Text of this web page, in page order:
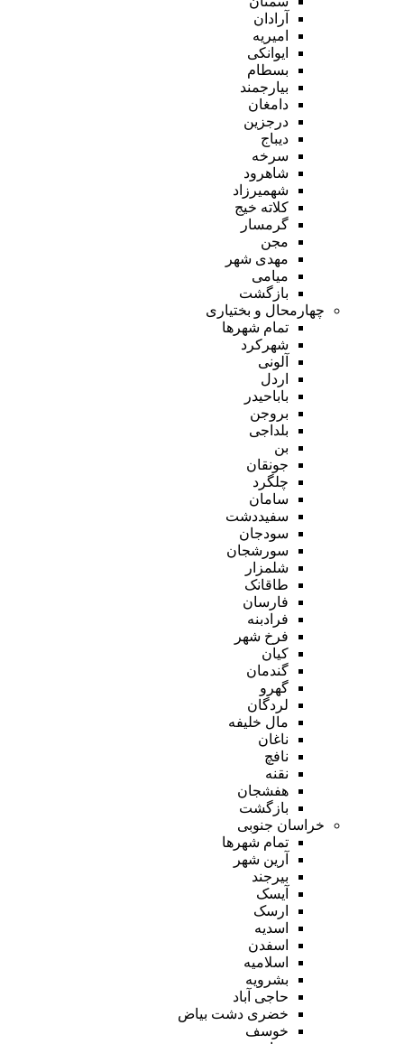
آرادان
امیریه
ایوانکی
بسطام
بیارجمند
دامغان
درجزین
دیباج
سرخه
شاهرود
شهمیرزاد
کلاته خیج
گرمسار
مجن
مهدی شهر
میامی
بازگشت
چهارمحال و بختیاری
تمام شهر‌ها
شهرکرد
آلونی
اردل
باباحیدر
بروجن
بلداجی
بن
جونقان
چلگرد
سامان
سفیددشت
سودجان
سورشجان
شلمزار
طاقانک
فارسان
فرادبنه
فرخ شهر
کیان
گندمان
گهرو
لردگان
مال خلیفه
ناغان
نافچ
نقنه
هفشجان
بازگشت
خراسان جنوبی
تمام شهر‌ها
آرین شهر
بیرجند
آیسک
ارسک
اسدیه
اسفدن
اسلامیه
بشرویه
حاجی آباد
خضری دشت بیاض
خوسف